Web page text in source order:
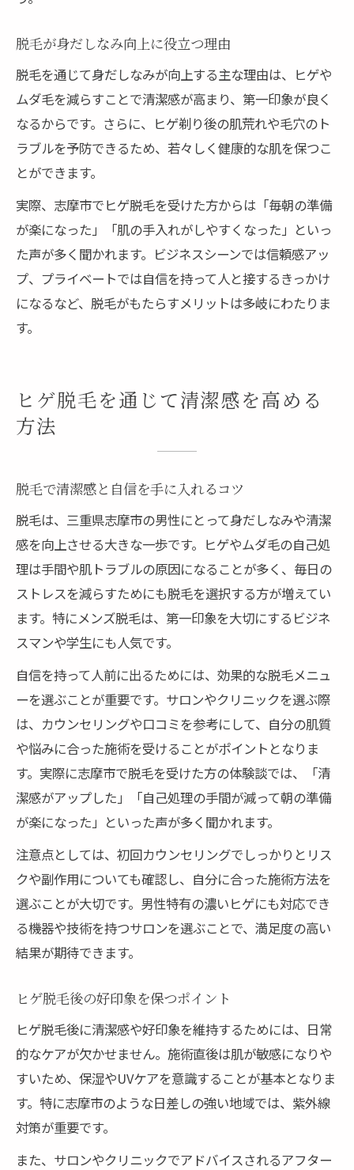
脱毛が身だしなみ向上に役立つ理由
脱毛を通じて身だしなみが向上する主な理由は、ヒゲや
ムダ毛を減らすことで清潔感が高まり、第一印象が良く
なるからです。さらに、ヒゲ剃り後の肌荒れや毛穴のト
ラブルを予防できるため、若々しく健康的な肌を保つこ
とができます。
実際、志摩市でヒゲ脱毛を受けた方からは「毎朝の準備
が楽になった」「肌の手入れがしやすくなった」といっ
た声が多く聞かれます。ビジネスシーンでは信頼感アッ
プ、プライベートでは自信を持って人と接するきっかけ
になるなど、脱毛がもたらすメリットは多岐にわたりま
す。
ヒゲ脱毛を通じて清潔感を高める
方法
脱毛で清潔感と自信を手に入れるコツ
脱毛は、三重県志摩市の男性にとって身だしなみや清潔
感を向上させる大きな一歩です。ヒゲやムダ毛の自己処
理は手間や肌トラブルの原因になることが多く、毎日の
ストレスを減らすためにも脱毛を選択する方が増えてい
ます。特にメンズ脱毛は、第一印象を大切にするビジネ
スマンや学生にも人気です。
自信を持って人前に出るためには、効果的な脱毛メニュ
ーを選ぶことが重要です。サロンやクリニックを選ぶ際
は、カウンセリングや口コミを参考にして、自分の肌質
や悩みに合った施術を受けることがポイントとなりま
す。実際に志摩市で脱毛を受けた方の体験談では、「清
潔感がアップした」「自己処理の手間が減って朝の準備
が楽になった」といった声が多く聞かれます。
注意点としては、初回カウンセリングでしっかりとリス
クや副作用についても確認し、自分に合った施術方法を
選ぶことが大切です。男性特有の濃いヒゲにも対応でき
る機器や技術を持つサロンを選ぶことで、満足度の高い
結果が期待できます。
ヒゲ脱毛後の好印象を保つポイント
ヒゲ脱毛後に清潔感や好印象を維持するためには、日常
的なケアが欠かせません。施術直後は肌が敏感になりや
すいため、保湿やUVケアを意識することが基本となりま
す。特に志摩市のような日差しの強い地域では、紫外線
対策が重要です。
また、サロンやクリニックでアドバイスされるアフター